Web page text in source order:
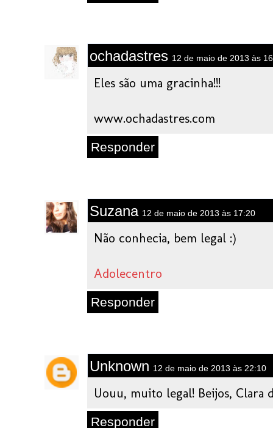
ochadastres 12 de maio de 2013 às
Eles são uma gracinha!!!
www.ochadastres.com
Responder
Suzana 12 de maio de 2013 às 17:20
Não conhecia, bem legal :)
Adolecentro
Responder
Unknown 12 de maio de 2013 às 22:10
Uouu, muito legal! Beijos, Clara
Responder